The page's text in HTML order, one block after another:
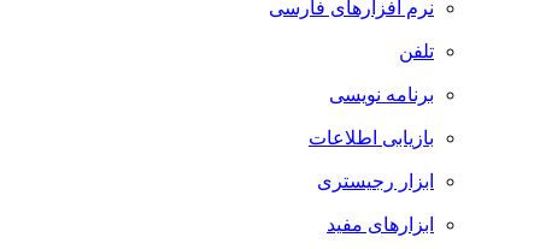
نرم افزارهای فارسی
برنامه نویسی
بازیابی اطلاعات
ابزار رجیستری
ابزارهای مفید